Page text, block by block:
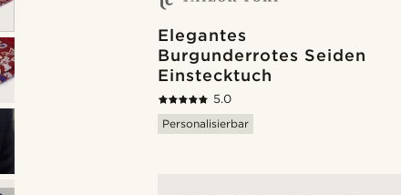
Elegantes
Burgunderrotes Seiden
Einstecktuch
5.0
Personalisierbar